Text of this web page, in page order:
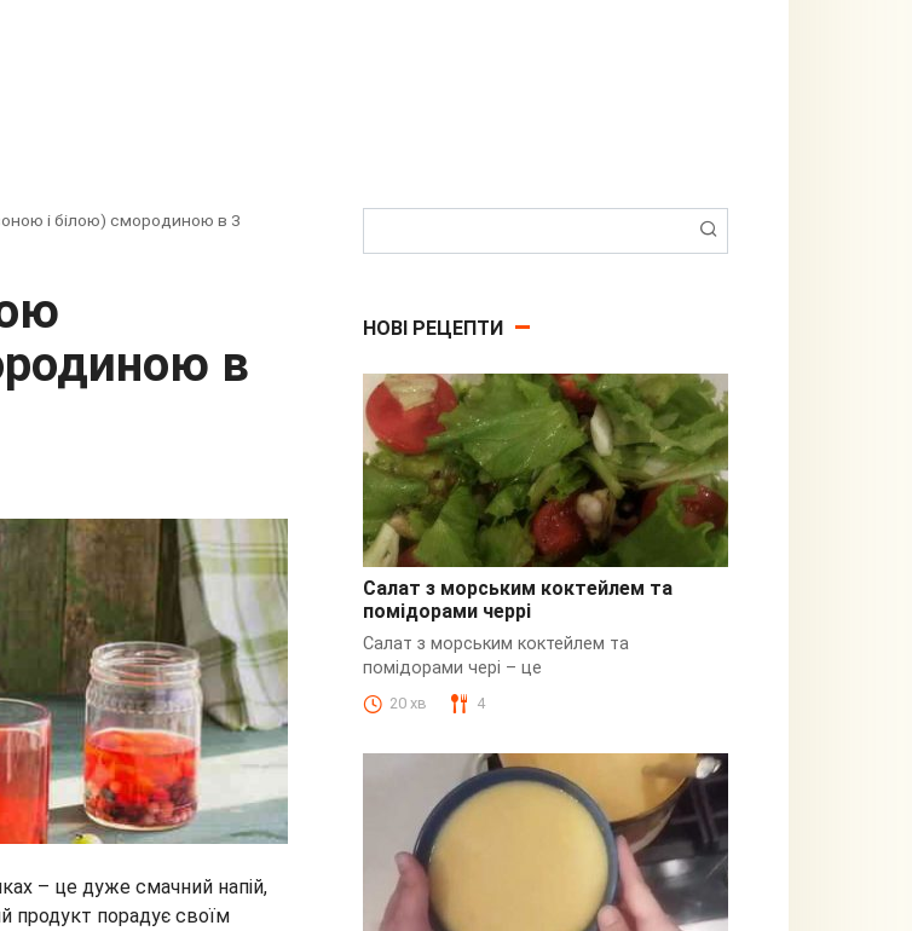
і білою) смородиною в 3
в
– це дуже смачний напій,
продукт порадує своїм
НОВІ РЕЦЕПТИ
З кальмарами
Салат з морським коктейлем та
помідорами черрі
Салат з морським коктейлем та
помідорами чері – це
20 хв 4